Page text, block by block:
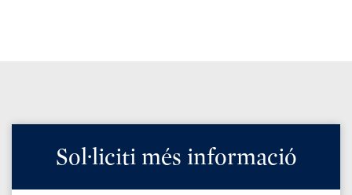
Sol·liciti més informació